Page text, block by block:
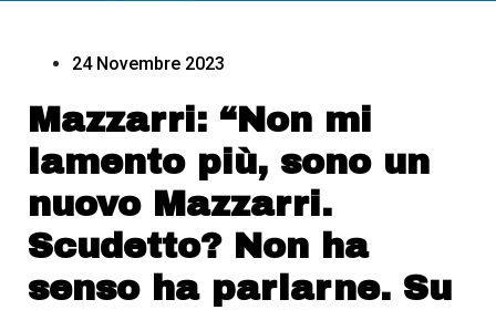
24 Novembre 2023
Mazzarri: “Non mi
lamento più, sono un
nuovo Mazzarri.
Scudetto? Non ha
senso ha parlarne. Su